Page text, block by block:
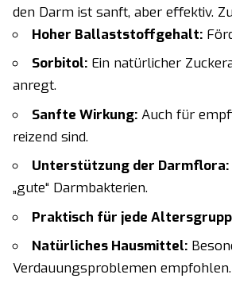
den Darm ist sanft, aber effektiv.
Hoher Ballaststoffgehalt:
Sorbitol:Ein natürlicher
anregt.
Sanfte Wirkung:Auch für
reizend sind.
Unterstützung der Darmflora:
„gute“ Darmbakterien.
Praktisch für jede
Natürliches Hausmittel:
Verdauungsproblemen empfohlen.